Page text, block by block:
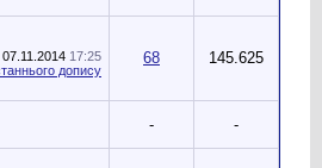
07.11.2014 17:25
68 145.625
- -